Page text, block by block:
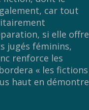
car tout
si elle offre
jugés féminins,
renforce les
« les fictions
haut en démontre